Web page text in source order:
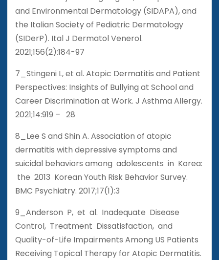
and Environmental Dermatology (SIDAPA), and
the Italian Society of Pediatric Dermatology
(SIDerP). Ital J Dermatol Venerol.
2021;156(2):184-97
7_Stingeni L, et al. Atopic Dermatitis and Patient
Perspectives: Insights of Bullying at School and
Career Discrimination at Work. J Asthma Allergy.
2021;14:919 – 28
8_Lee S and Shin A. Association of atopic
dermatitis with depressive symptoms and
suicidal behaviors among adolescents in Korea:
the 2013 Korean Youth Risk Behavior Survey.
BMC Psychiatry. 2017;17(1):3
9_Anderson P, et al. Inadequate Disease
Control, Treatment Dissatisfaction, and
Quality-of-Life Impairments Among US Patients
Receiving Topical Therapy for Atopic Dermatitis.